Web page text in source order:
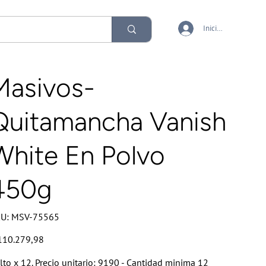
Iniciar sesión
Vanish
En Polvo
SKU
MSV-
MSV-75565
x 12. Precio unitario: 9190 - Cantidad minima 12